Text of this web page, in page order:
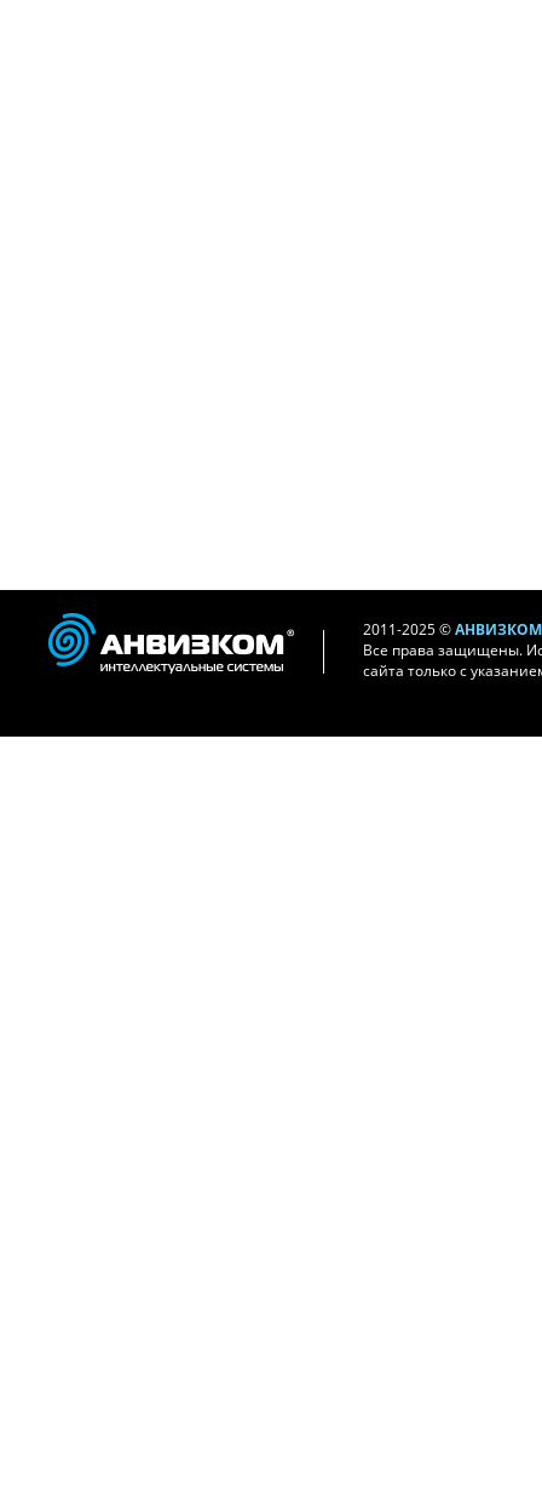
2011-2025 ©
Все права защищены.
сайта только с